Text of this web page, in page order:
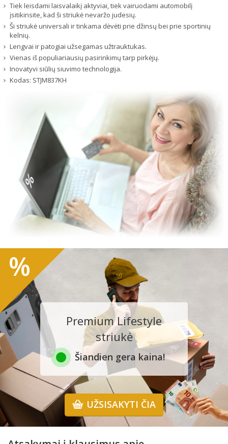
Tiek leisdami laisvalaikį aktyviai, tiek vairuodami automobilį
įsitikinsite, kad ši striukė nevaržo judesių.
Ši striukė universali ir tinkama dėvėti prie džinsų bei prie sportinių
kelnių.
Lengvai ir patogiai užsegamas užtrauktukas.
Vienas iš populiariausių pasirinkimų tarp pirkėjų.
Inovatyvi siūlių siuvimo technologija.
Kodas: STJM837KH
Premium Lifestyle
striukė
Šiandien gera kaina!
UŽSISAKYTI ČIA
%